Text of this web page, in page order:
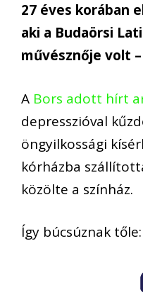
27 éves korában
aki a Budaörsi
művésznője volt
A Bors adott hírt
depresszióval
öngyilkossági
kórházba
közölte a színház.
Így búcsúznak tőle: